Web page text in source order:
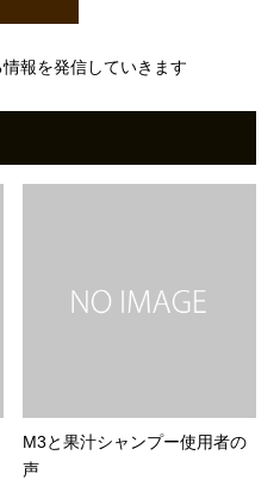
報を発信していきます
M3と果汁シャンプー使用者の
声